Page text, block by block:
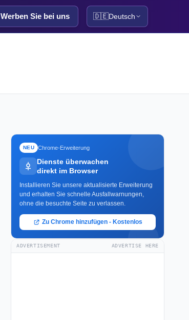
Werben Sie bei uns 🇩🇪Deutsch
NEU Chrome-Erweiterung
Dienste überwachen
direkt im Browser
Installieren Sie unsere aktualisierte Erweiterung
und erhalten Sie schnelle Ausfallwarnungen,
ohne die besuchte Seite zu verlassen.
Zu Chrome hinzufügen - Kostenlos
ADVERTISEMENT ADVERTISE HERE